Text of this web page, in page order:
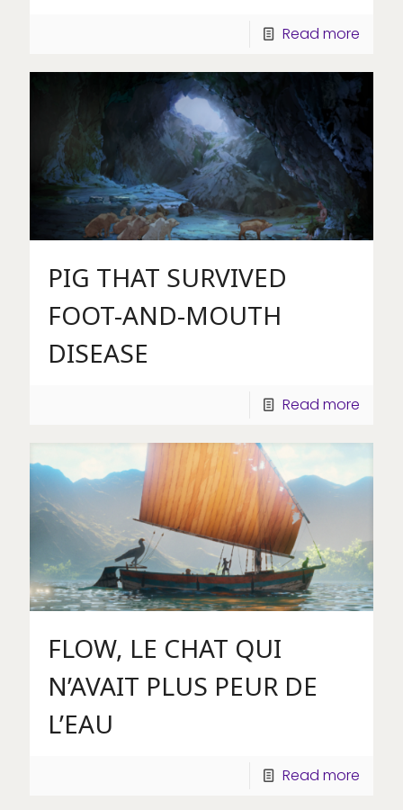
Read more
PIG THAT SURVIVED
FOOT-AND-MOUTH
DISEASE
Read more
FLOW, LE CHAT QUI
N’AVAIT PLUS PEUR DE
L’EAU
Read more